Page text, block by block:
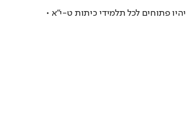
פתוחים לכל תלמידי כיתות ט-י"א •